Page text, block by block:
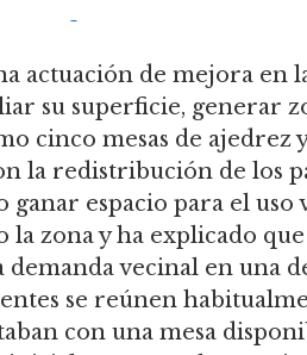
actuación de mejora en
su superficie, generar
cinco mesas de ajedrez
la redistribución de los
espacio para el uso
la zona y ha explicado
vecinal en una
se reúnen
con una mesa